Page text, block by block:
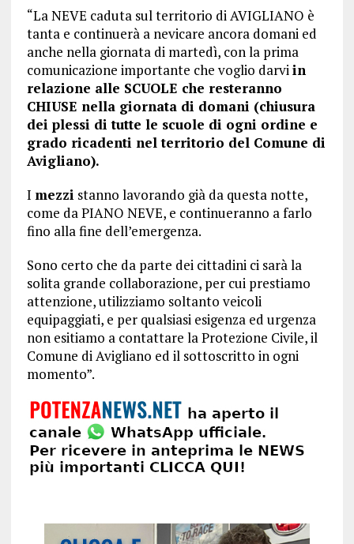
“La NEVE caduta sul territorio di AVIGLIANO è
tanta e continuerà a nevicare ancora domani ed
anche nella giornata di martedì, con la prima
comunicazione importante che voglio darviin
relazione alle SCUOLE che resteranno
CHIUSE nella giornata di domani (chiusura
dei plessi di tutte le scuole di ogni ordine e
grado ricadenti nel territorio del Comune di
Avigliano).
I mezzi stanno lavorando già da questa notte,
come da PIANO NEVE, e continueranno a farlo
fino alla fine dell’emergenza.
Sono certo che da parte dei cittadini ci sarà la
solita grande collaborazione, per cui prestiamo
attenzione, utilizziamo soltanto veicoli
equipaggiati, e per qualsiasi esigenza ed urgenza
non esitiamo a contattare la Protezione Civile, il
Comune di Avigliano ed il sottoscritto in ogni
momento”.